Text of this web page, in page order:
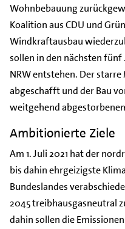
Wohnbebauung
Koalition aus CDU und
Windkraftausbau
sollen in den nächsten fünf
NRW entstehen. Der
abgeschafft und der Bau
weitgehend
Ambitionierte Ziele
Am 1. Juli 2021 hat der
bis dahin ehrgeizigste
Bundeslandes
2045 treibhausgasneutral
dahin sollen die